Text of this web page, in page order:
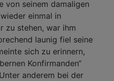
von seinem damaligen
einmal in
zu stehen, war ihm
launig fiel seine
sich zu erinnern,
Konfirmanden“
anderem bei der